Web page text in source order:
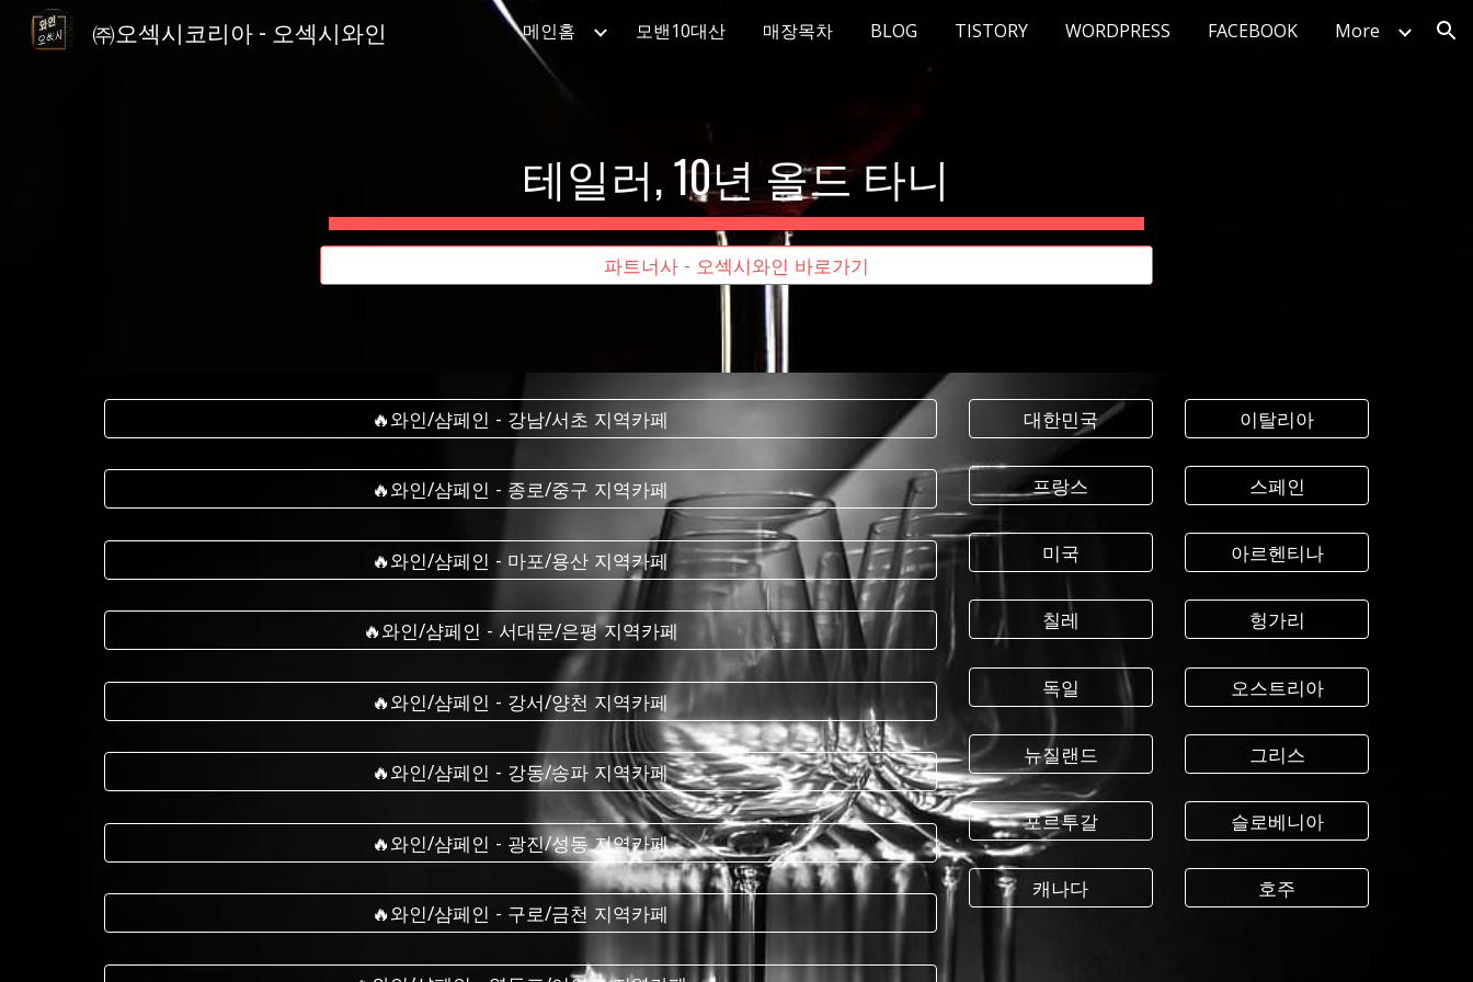
Skip to main content Skip to navigation
㈜오섹시코리아 - 오섹시와인 메인홈 모밴10대산 매장목차 BLOG TISTORY WORDPRESS FACEBOOK More
테일러, 10년 올드 타니
파트너사 - 오섹시와인 바로가기
🔥와인/샴페인 - 강남/서초 지역카페
🔥와인/샴페인 - 종로/중구 지역카페
🔥와인/샴페인 - 마포/용산 지역카페
🔥와인/샴페인 - 서대문/은평 지역카페
🔥와인/샴페인 - 강서/양천 지역카페
🔥와인/샴페인 - 강동/송파 지역카페
🔥와인/샴페인 - 광진/성동 지역카페
🔥와인/샴페인 - 구로/금천 지역카페
대한민국
프랑스
미국
칠레
독일
뉴질랜드
포르투갈
캐나다
이탈리아
스페인
아르헨티나
헝가리
오스트리아
그리스
슬로베니아
호주